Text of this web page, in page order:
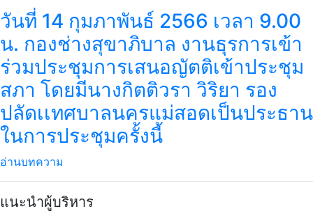
วันที่ 14 กุมภาพันธ์ 2566 เวลา 9.00
น. กองช่างสุขาภิบาล งานธุรการเข้า
ร่วมประชุมการเสนอญัตติเข้าประชุม
สภา โดยมีนางกิตติวรา วิริยา รอง
ปลัดเเทศบาลนครแม่สอดเป็นประธาน
ในการประชุมครั้งนี้
อ่านบทความ
แนะนำผู้บริหาร